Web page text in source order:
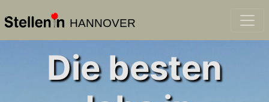
HANNOVER
Die besten